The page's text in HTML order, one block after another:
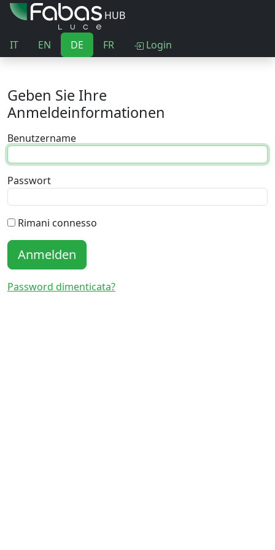
HUB
IT EN DE FR Login
Geben Sie Ihre
Anmeldeinformationen
Benutzername
Passwort
Rimani connesso
Anmelden
Password dimenticata?